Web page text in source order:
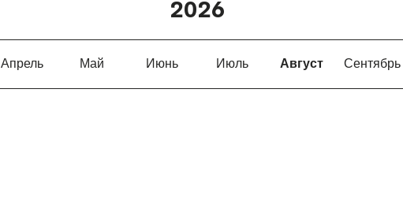
2026
Апрель Май Июнь Июль Август Сентябрь